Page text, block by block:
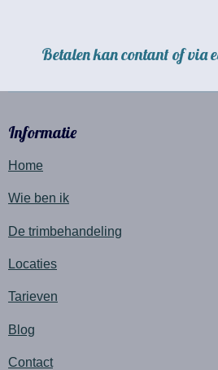
Betalen kan contant of via
Informatie
Home
Wie ben ik
De trimbehandeling
Locaties
Tarieven
Blog
Contact